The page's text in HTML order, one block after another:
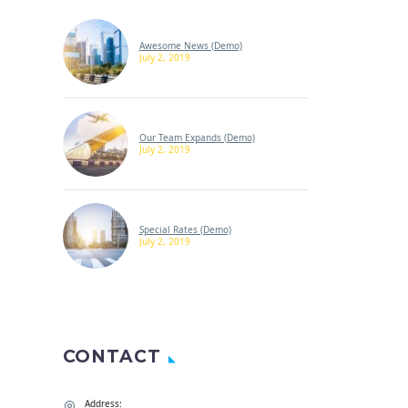
Awesome News (Demo)
July 2, 2019
Our Team Expands (Demo)
July 2, 2019
Special Rates (Demo)
July 2, 2019
CONTACT
Address: